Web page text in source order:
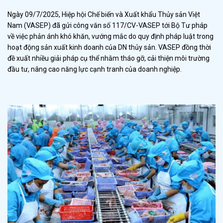
Ngày 09/7/2025, Hiệp hội Chế biến và Xuất khẩu Thủy sản Việt
Nam (VASEP) đã gửi công văn số 117/CV-VASEP tới Bộ Tư pháp
về việc phản ánh khó khăn, vướng mắc do quy định pháp luật trong
hoạt động sản xuất kinh doanh của DN thủy sản. VASEP đồng thời
đề xuất nhiều giải pháp cụ thể nhằm tháo gỡ, cải thiện môi trường
đầu tư, nâng cao năng lực cạnh tranh của doanh nghiệp.